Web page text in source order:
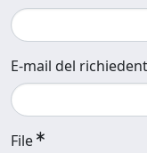
E-mail del
File